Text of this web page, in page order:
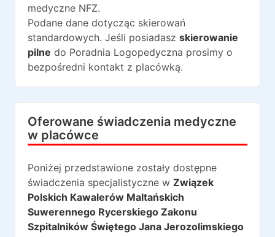
medyczne NFZ.
Podane dane dotycząc skierowań
standardowych. Jeśli posiadasz skierowanie
pilne do Poradnia Logopedyczna prosimy o
bezpośredni kontakt z placówką.
Oferowane świadczenia medyczne
w placówce
Poniżej przedstawione zostały dostępne
świadczenia specjalistyczne w Związek
Polskich Kawalerów Maltańskich
Suwerennego Rycerskiego Zakonu
Szpitalników Świętego Jana Jerozolimskiego